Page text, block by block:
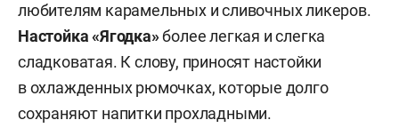
любителям карамельных и сливочных ликеров.
Настойка «Ягодка»более легкая и слегка
сладковатая. К слову, приносят настойки
в охлажденных рюмочках, которые долго
сохраняют напитки прохладными.